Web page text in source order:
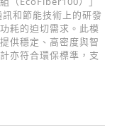
和節能技術上的研發
耗的迫切需求。此模
供穩定、高密度與智
亦符合環保標準，支